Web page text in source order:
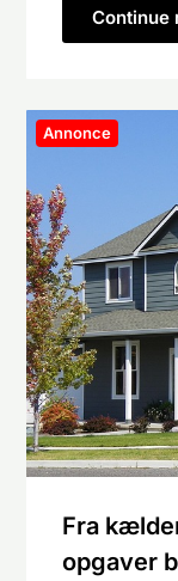
Continue
Annonce
Fra
opgaver